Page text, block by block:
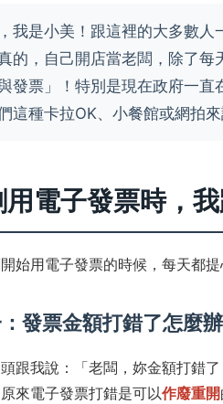
我是小美！跟這裡的大多數
的，自己開店當老闆，除了
與發票」！特別是現在政府一直
這種卡拉OK、小餐館或網拍來
用電子發票時，
始用電子發票的時候，每天都
發票金額打錯了怎麼
跟我說：「老闆，妳金額打錯
來電子發票打錯是可以作廢重開